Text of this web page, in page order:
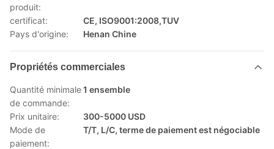
produit:
certificat:
CE, ISO9001:2008,TUV
Pays d'origine:
Henan Chine
Propriétés commerciales
Quantité minimale
de commande:
1 ensemble
Prix unitaire:
300-5000 USD
Mode de
paiement:
T/T, L/C, terme de paiement est négociable